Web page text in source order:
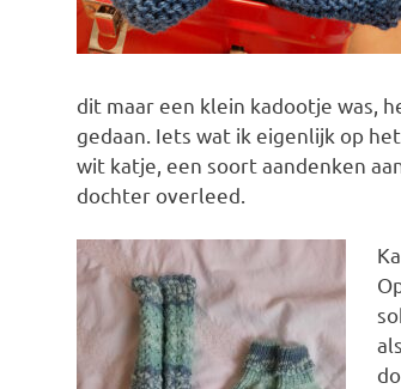
dit maar een klein kadootje was,
gedaan. Iets wat ik eigenlijk op
wit katje, een soort aandenken
dochter overleed.